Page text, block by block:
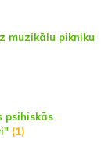
muzikālu pikniku
psihiskās
(1)